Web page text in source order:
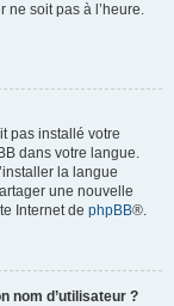
ne soit pas à l’heure.
pas installé votre
dans votre langue.
la langue
une nouvelle
Internet de phpBB®.
nom d’utilisateur ?